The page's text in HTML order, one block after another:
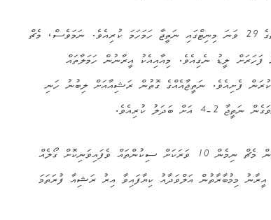
އެއާއިއެކު އީރާނުގެ ހަމަލާތައް ވަރުގަދަކޮށް މެޗްގެ 29 ވަނަ މިނިޓްގައި ނަތީޖާ ހަމަހަމަ ކުރިއެވެ. ނަމަވެސް، މެޗް
ލީޑު ނެގިއެވެ. މިއާއިއެކު އީރާނުން ހަމަލާތައް
ކުރަން ފެށިއެވެ. ނަތީޖާއެއްގެ ގޮތުން ރަޝިއާއަށް ލިބުނު ހަނި
ބަދަލު ކުރިއެވެ.
އީރާނުން ހިތްވަރު އެލުވާނުލާ ކުރި މަސައްކަތުން މެޗް ނިމެން 10 ވަރަކަށް ސިކުންތައް ވެފައިވަނިކޮށް ގޯލެއް
އީރާނު މިމުބާރާތުން އަލްވަދާއު ކިޔާފައިވާ އިރު ރަޝިއާ ފުރަތަމަ